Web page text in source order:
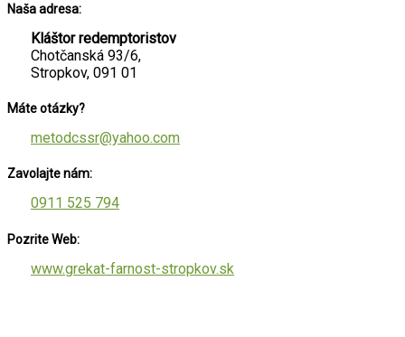
Naša adresa:
Kláštor redemptoristov
Chotčanská 93/6,
Stropkov, 091 01
Máte otázky?
metodcssr@yahoo.com
Zavolajte nám:
0911 525 794
Pozrite Web:
www.grekat-farnost-stropkov.sk